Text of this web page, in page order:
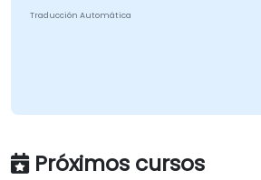
Traducción Automática
Próximos cursos